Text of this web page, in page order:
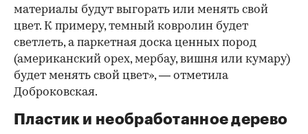
материалы будут выгорать или менять свой
цвет. К примеру, темный ковролин будет
светлеть, а паркетная доска ценных пород
(американский орех, мербау, вишня или кумару)
будет менять свой цвет», — отметила
Доброковская.
Пластик и необработанное дерево